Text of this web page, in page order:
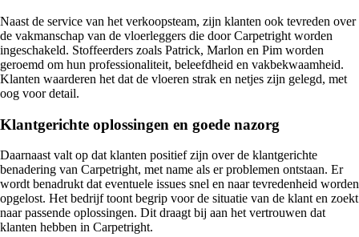
Naast de service van het verkoopsteam, zijn klanten ook tevreden over
de vakmanschap van de vloerleggers die door Carpetright worden
ingeschakeld. Stoffeerders zoals Patrick, Marlon en Pim worden
geroemd om hun professionaliteit, beleefdheid en vakbekwaamheid.
Klanten waarderen het dat de vloeren strak en netjes zijn gelegd, met
oog voor detail.
Klantgerichte oplossingen en goede nazorg
Daarnaast valt op dat klanten positief zijn over de klantgerichte
benadering van Carpetright, met name als er problemen ontstaan. Er
wordt benadrukt dat eventuele issues snel en naar tevredenheid worden
opgelost. Het bedrijf toont begrip voor de situatie van de klant en zoekt
naar passende oplossingen. Dit draagt bij aan het vertrouwen dat
klanten hebben in Carpetright.